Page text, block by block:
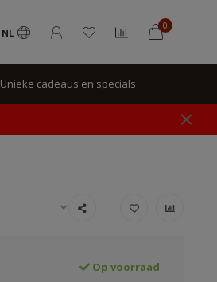
NL
0
Unieke cadeaus en specials
Op voorraad